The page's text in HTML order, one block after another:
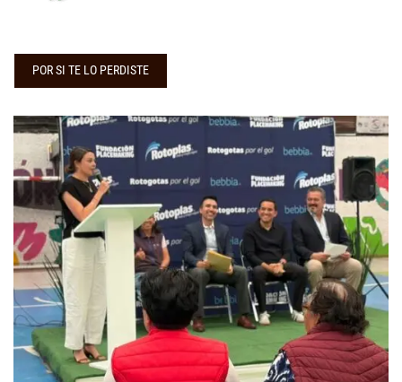
POR SI TE LO PERDISTE